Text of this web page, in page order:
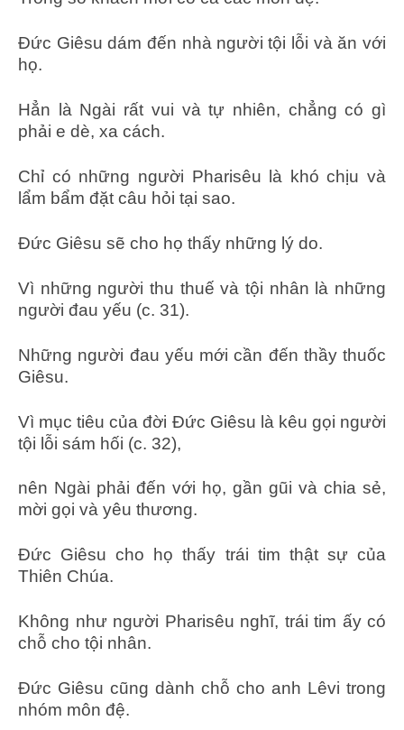
Đức Giêsu dám đến nhà người tội lỗi và ăn với
họ.
Hẳn là Ngài rất vui và tự nhiên, chẳng có gì
phải e dè, xa cách.
Chỉ có những người Pharisêu là khó chịu và
lẩm bẩm đặt câu hỏi tại sao.
Đức Giêsu sẽ cho họ thấy những lý do.
Vì những người thu thuế và tội nhân là những
người đau yếu (c. 31).
Những người đau yếu mới cần đến thầy thuốc
Giêsu.
Vì mục tiêu của đời Đức Giêsu là kêu gọi người
tội lỗi sám hối (c. 32),
nên Ngài phải đến với họ, gần gũi và chia sẻ,
mời gọi và yêu thương.
Đức Giêsu cho họ thấy trái tim thật sự của
Thiên Chúa.
Không như người Pharisêu nghĩ, trái tim ấy có
chỗ cho tội nhân.
Đức Giêsu cũng dành chỗ cho anh Lêvi trong
nhóm môn đệ.